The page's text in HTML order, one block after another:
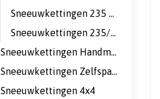
Sneeuwkettingen 235 55 R19
Sneeuwkettingen 235/45 R20
Sneeuwkettingen Handmatig
Sneeuwkettingen Zelfspannend
Sneeuwkettingen 4x4